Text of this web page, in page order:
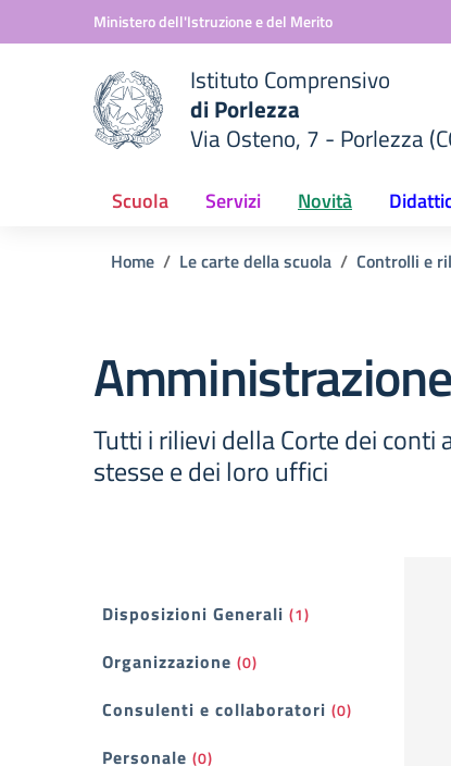
Vai ai contenuti
Vai al menu di navigazioneMinistero dell'Istruzione e del Merito
scuola
Istituto Comprensivo
di Porlezza
Via Osteno, 7 - Porlezza
Scuola Servizi Novità
Home Le carte della scuola Controlli e
Tutti i rilievi della Corte dei conti
stesse e dei loro uffici
Filtri
Disposizioni Generali (1)
Organizzazione (0)
Consulenti e collaboratori (0)
Personale (0)